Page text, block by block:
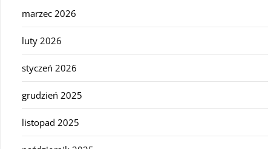
marzec 2026
luty 2026
styczeń 2026
grudzień 2025
listopad 2025